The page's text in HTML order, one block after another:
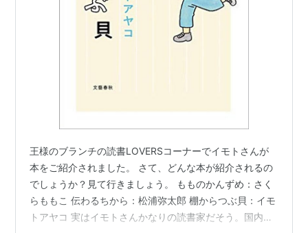
王様のブランチの読書LOVERSコーナーでイモトさんが
本をご紹介されました。 さて、どんな本が紹介されるの
でしょうか？見て行きましょう。 もものかんずめ：さく
らももこ 伝わるちから：松浦弥太郎 棚からつぶ貝：イモ
トアヤコ 実はイモトさんかなりの読書家だそう。国内外